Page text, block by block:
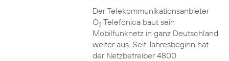
Der Telekommunikationsanbieter
O2Telefónica baut sein
Mobilfunknetz in ganz Deutschland
weiter aus. Seit Jahresbeginn hat
der Netzbetreiber 4800